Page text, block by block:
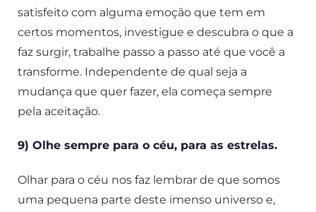
satisfeito com alguma emoção que tem em
certos momentos, investigue e descubra o que a
faz surgir, trabalhe passo a passo até que você a
transforme. Independente de qual seja a
mudança que quer fazer, ela começa sempre
pela aceitação.
9) Olhe sempre para o céu, para as estrelas.
Olhar para o céu nos faz lembrar de que somos
uma pequena parte deste imenso universo e,